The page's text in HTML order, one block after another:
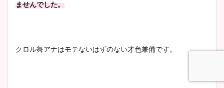
肉も凄い！
ませんでした。
クロル舞アナはモテないはずのない才色兼備です。